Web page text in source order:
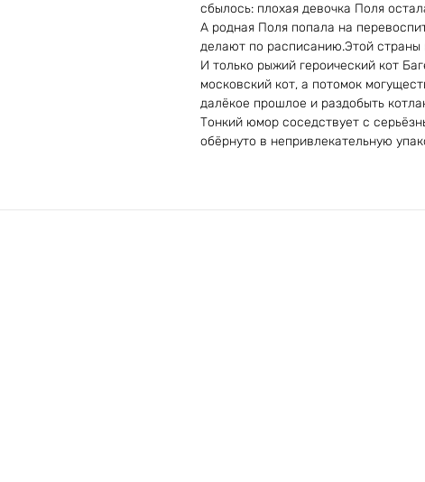
сбылось: плохая девочка Поля
А родная Поля попала на
делают по расписанию.Этой страны
И только рыжий героический кот
московский кот, а потомок
далёкое прошлое и раздобыть
Тонкий юмор соседствует с
обёрнуто в непривлекательную